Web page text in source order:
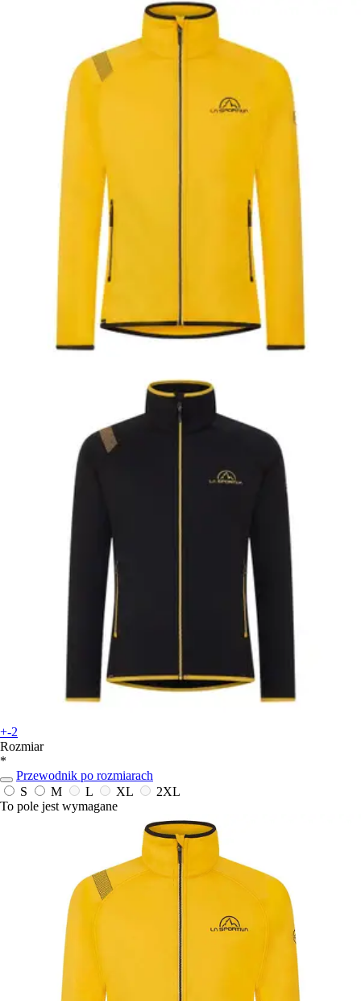
+-2
Rozmiar
*
Przewodnik po rozmiarach
S
M L XL
2XL
To pole jest wymagane